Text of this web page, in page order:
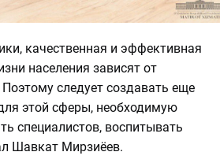
качественная и эффективная
населения зависят от
следует создавать еще
этой сферы, необходимую
специалистов, воспитывать
Шавкат Мирзиёев.